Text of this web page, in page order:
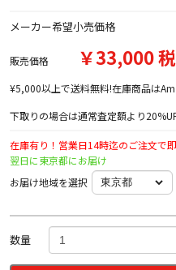
メーカー希望小売価格
販売価格 ￥33,000
¥5,000以上で送料無料!在庫商品は
下取りの場合は通常査定額より
在庫有り！営業日14時迄のご注文で
翌日に東京都にお届け
お届け地域を選択
数量